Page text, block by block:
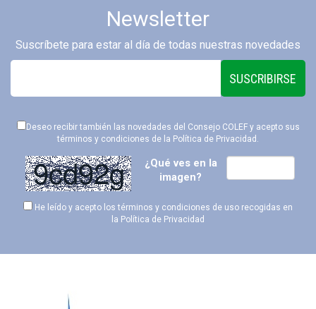
Newsletter
Suscríbete para estar al día de todas nuestras novedades
SUSCRIBIRSE
Deseo recibir también las novedades del Consejo COLEF y acepto sus
términos y condiciones de la Política de Privacidad .
¿Qué ves en la
imagen?
He leído y acepto los términos y condiciones de uso recogidas en
la Política de Privacidad